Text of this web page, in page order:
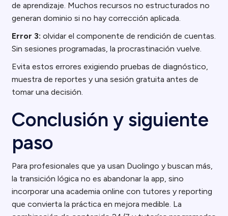
de aprendizaje. Muchos recursos no estructurados no
generan dominio si no hay corrección aplicada.
Error 3: olvidar el componente de rendición de cuentas.
Sin sesiones programadas, la procrastinación vuelve.
Evita estos errores exigiendo pruebas de diagnóstico,
muestra de reportes y una sesión gratuita antes de
tomar una decisión.
Conclusión y siguiente
paso
Para profesionales que ya usan Duolingo y buscan más,
la transición lógica no es abandonar la app, sino
incorporar una academia online con tutores y reporting
que convierta la práctica en mejora medible. La